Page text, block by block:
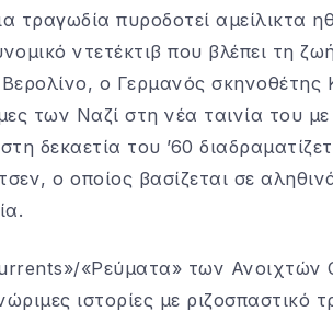
τραγωδία πυροδοτεί αμείλικτα
ντετέκτιβ που βλέπει τη
ο Γερμανός σκηνοθέτης
των Ναζί στη νέα ταινία του
δεκαετία του ’60
ο οποίος βασίζεται σε
«Ρεύματα» των Ανοιχτών
ιστορίες με